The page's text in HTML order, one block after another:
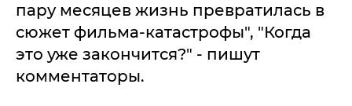
пару месяцев жизнь превратилась в
сюжет фильма-катастрофы", "Когда
это уже закончится?" - пишут
комментаторы.